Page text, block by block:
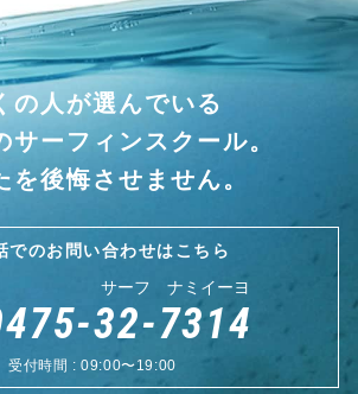
の人が選んでいる
サーフィンスクール。
を後悔させません。
でのお問い合わせはこちら
サーフ ナミイーヨ
32-7314
受付時間 : 09:00〜19:00